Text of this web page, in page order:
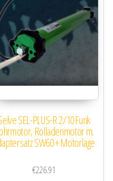
SEL-PLUS-R 2/10 Funk
Rolladenmotor m.
SW60 + Motorlage
€226.91